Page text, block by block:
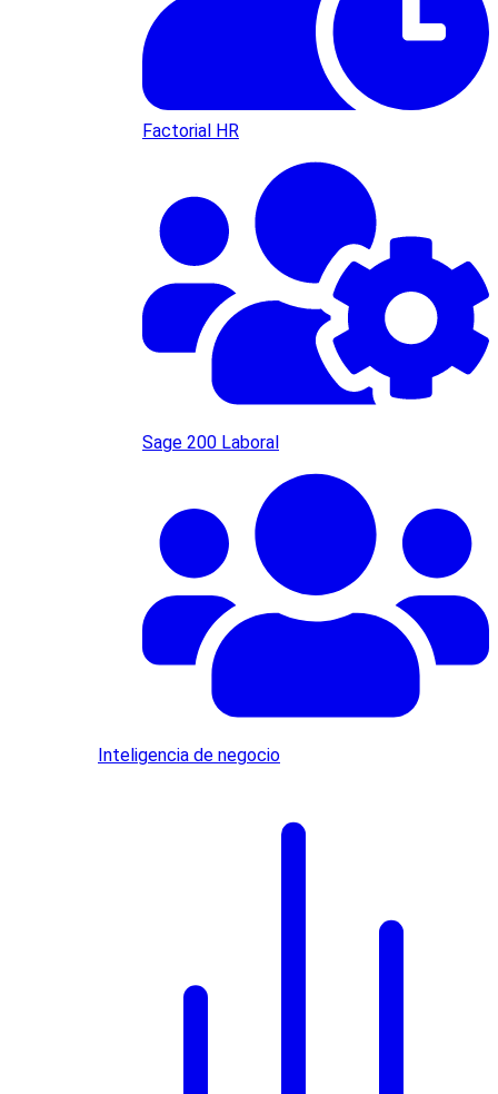
Factorial HR
Sage 200 Laboral
Inteligencia de negocio